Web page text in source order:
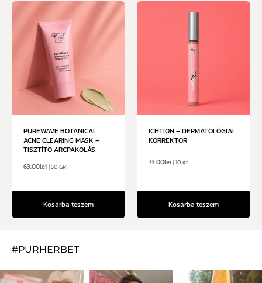
PUREWAVE BOTANICAL
ACNE CLEARING MASK –
TISZTÍTÓ ARCPAKOLÁS
63.00lei | 50 GR
Kosárba teszem
ICHTION – DERMATOLÓGIAI
KORREKTOR
73.00lei | 10 gr
Kosárba teszem
#PURHERBET